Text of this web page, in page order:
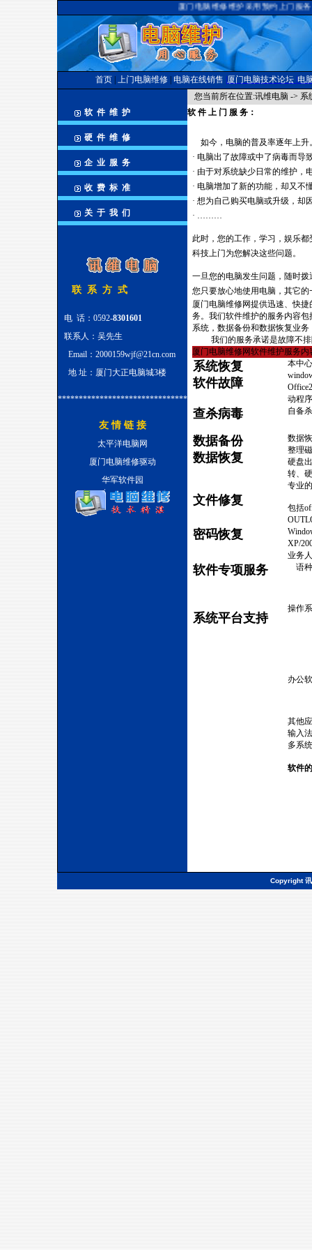
厦门电脑维修维护采用预约上门服
首页 上门电脑维修 电脑在线销售 厦门电脑技术论坛 电
软 件 维 护
硬 件 维 修
企 业 服 务
收 费 标 准
关 于 我 们
联 系 方 式
电 话：0592-8301601
联系人：吴先生
Email：2000159wjf@21cn.com
地 址：厦门大正电脑城3楼
*******************************
友 情 链 接
太平洋电脑网
厦门电脑维修驱动
华军软件园
您当前所在位置:讯维电脑 -> 系
软 件 上 门 服 务：
如今，电脑的普及率逐年上
· 电脑出了故障或中了病毒而导
· 由于对系统缺少日常的维护
· 电脑增加了新的功能，却又不
· 想为自己购买电脑或升级，却
· ………
此时，您的工作，学习，娱乐
科技上门为您解决这些问题。
一旦您的电脑发生问题，随时
您只要放心地使用电脑，其它
厦门电脑维修网提供迅速、快
务。我们软件维护的服务内容
系统，数据备份和数据恢复业
我们的服务承诺是故障不排
厦门电脑维修网软件维护服务内
系统恢复
软件故障
本中
动程
查杀病毒 自备
数据备份
数据恢复
数据
整理
硬盘
转、
专业
文件修复
包括
密码恢复
XP/
业务
软件专项服务
系统平台支持
语种
操作
办公
其他
输入法
多系
软件
Copyright